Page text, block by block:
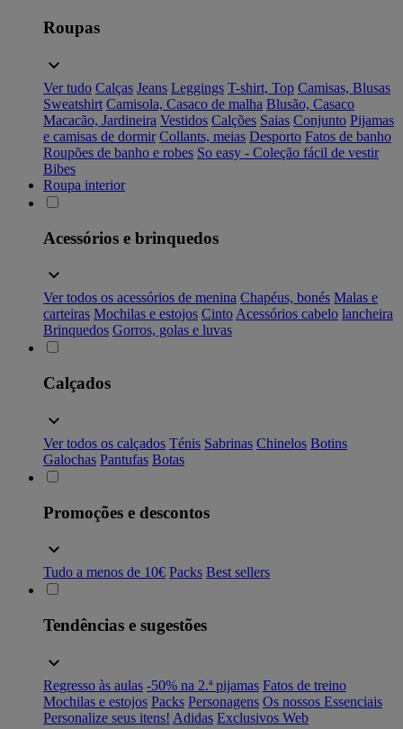
Roupas
Ver tudo Calças Jeans Leggings T-shirt, Top Camisas, Blusas
Sweatshirt Camisola, Casaco de malha Blusão, Casaco
Macacão, Jardineira Vestidos Calções Saias Conjunto Pijamas
e camisas de dormir Collants, meias Desporto Fatos de banho
Roupões de banho e robes So easy - Coleção fácil de vestir
Bibes
Roupa interior
Acessórios e brinquedos
Ver todos os acessórios de menina Chapéus, bonés Malas e
carteiras Mochilas e estojos Cinto Acessórios cabelo lancheira
Brinquedos Gorros, golas e luvas
Calçados
Ver todos os calçados Ténis Sabrinas Chinelos Botins
Galochas Pantufas Botas
Promoções e descontos
Tudo a menos de 10€ Packs Best sellers
Tendências e sugestões
Regresso às aulas -50% na 2.ª pijamas Fatos de treino
Mochilas e estojos Packs Personagens Os nossos Essenciais
Personalize seus itens! Adidas Exclusivos Web